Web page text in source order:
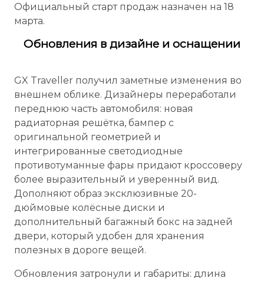
Официальный старт продаж назначен на 18
марта.
Обновления в дизайне и оснащении
GX Traveller получил заметные изменения во
внешнем облике. Дизайнеры переработали
переднюю часть автомобиля: новая
радиаторная решётка, бампер с
оригинальной геометрией и
интегрированные светодиодные
противотуманные фары придают кроссоверу
более выразительный и уверенный вид.
Дополняют образ эксклюзивные 20-
дюймовые колёсные диски и
дополнительный багажный бокс на задней
двери, который удобен для хранения
полезных в дороге вещей.
Обновления затронули и габариты: длина